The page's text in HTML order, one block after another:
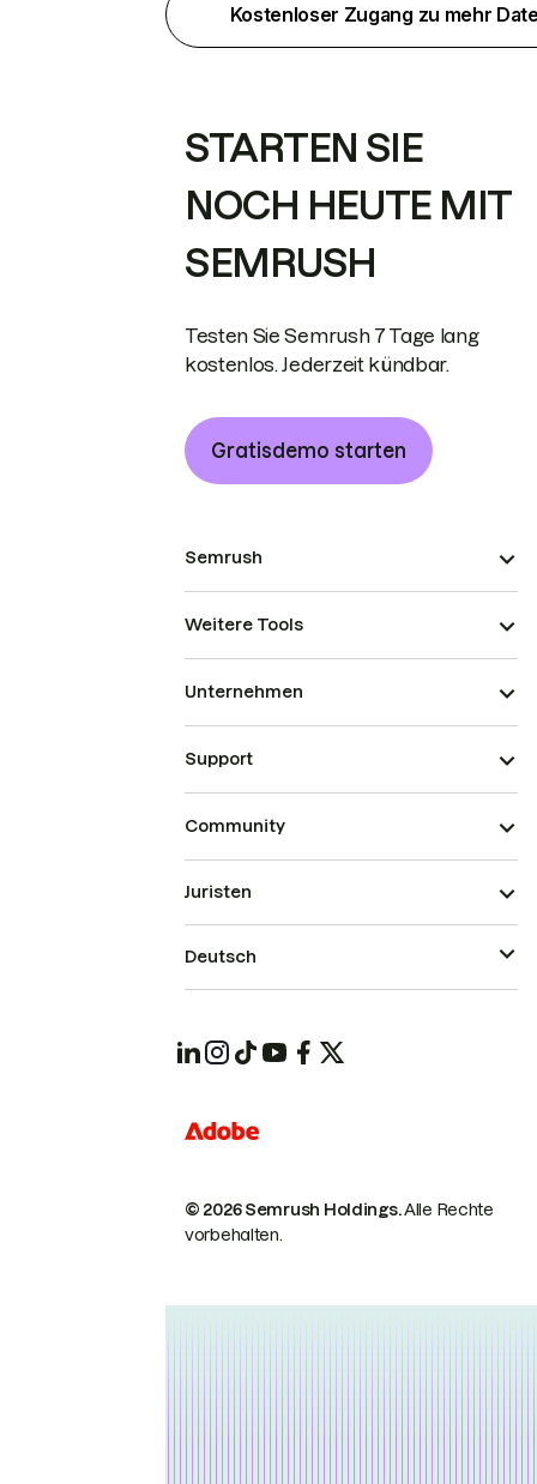
Kostenloser Zugang zu mehr
STARTEN SIE
NOCH HEUTE MIT
SEMRUSH
Testen Sie Semrush 7 Tage lang
kostenlos. Jederzeit kündbar.
Gratisdemo starten
Semrush
Weitere Tools
Unternehmen
Support
Community
© 2026 Semrush Holdings.Alle Rechte
vorbehalten.
Juristen
Deutsch